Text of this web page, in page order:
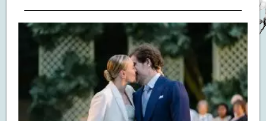
WILL YOU MARRY ME?
LUA DE MEL
COZINHA
DECORAÇÃO
DE NOIVA PRA NOIVA
S.O.S CASADAS